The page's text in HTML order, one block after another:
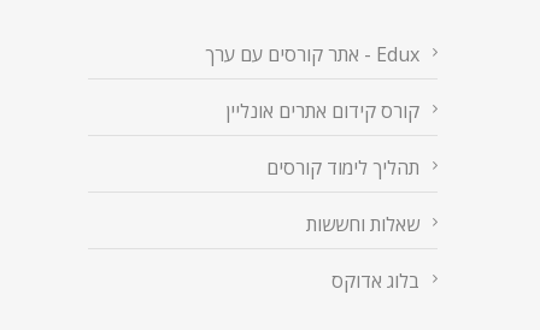
Edux - אתר קורסים עם ערך
קורס קידום אתרים אונליין
תהליך לימוד קורסים
שאלות וחששות
בלוג אדוקס